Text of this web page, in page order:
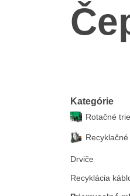
Kategórie
Rotačné
Drviče
Recyklácia